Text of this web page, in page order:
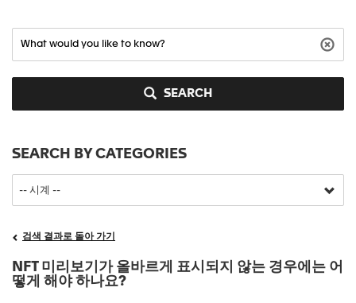
SEARCH
SEARCH BY CATEGORIES
검색 결과로 돌아 가기
NFT 미리보기가 올바르게 표시되지 않는 경우에는 어
떻게 해야 하나요?